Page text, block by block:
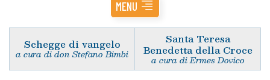
MENU
Schegge di vangelo
a cura di don Stefano Bimbi
Santa Teresa
Benedetta della Croce
a cura di Ermes Dovico